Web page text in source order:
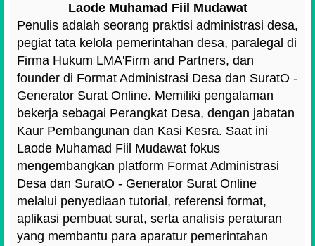
Laode Muhamad Fiil Mudawat
Penulis adalah seorang praktisi administrasi desa,
pegiat tata kelola pemerintahan desa, paralegal di
Firma Hukum LMA'Firm and Partners, dan
founder di Format Administrasi Desa dan SuratO -
Generator Surat Online. Memiliki pengalaman
bekerja sebagai Perangkat Desa, dengan jabatan
Kaur Pembangunan dan Kasi Kesra. Saat ini
Laode Muhamad Fiil Mudawat fokus
mengembangkan platform Format Administrasi
Desa dan SuratO - Generator Surat Online
melalui penyediaan tutorial, referensi format,
aplikasi pembuat surat, serta analisis peraturan
yang membantu para aparatur pemerintahan